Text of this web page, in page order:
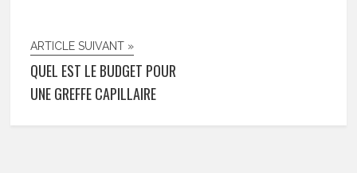
ARTICLE SUIVANT »
QUEL EST LE BUDGET POUR
UNE GREFFE CAPILLAIRE